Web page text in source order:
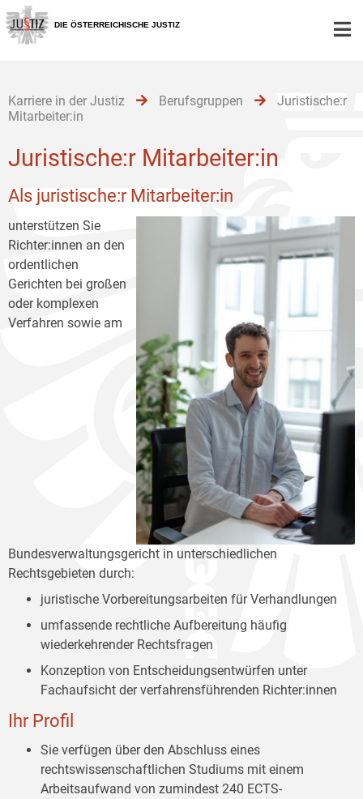
Zur
Hauptnavigation
[1]
Zum
Inhalt
[2]
Zum
Untermenü
[3]
DIE ÖSTERREICHISCHE JUSTIZ
Karriere in der Justiz Berufsgruppen
Juristische:r
Mitarbeiter:in
Juristische:r Mitarbeiter:in
Als juristische:r Mitarbeiter:in
unterstützen Sie
Richter:innen an den
ordentlichen
Gerichten bei großen
oder komplexen
Verfahren sowie am
Bundesverwaltungsgericht in unterschiedlichen
Rechtsgebieten durch:
juristische Vorbereitungsarbeiten für Verhandlungen
umfassende rechtliche Aufbereitung häufig
wiederkehrender Rechtsfragen
Konzeption von Entscheidungsentwürfen unter
Fachaufsicht der verfahrensführenden Richter:innen
Ihr Profil
Sie verfügen über den Abschluss eines
rechtswissenschaftlichen Studiums mit einem
Arbeitsaufwand von zumindest 240 ECTS-